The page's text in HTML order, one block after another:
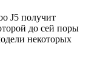
J5 получит
до сей поры
некоторых